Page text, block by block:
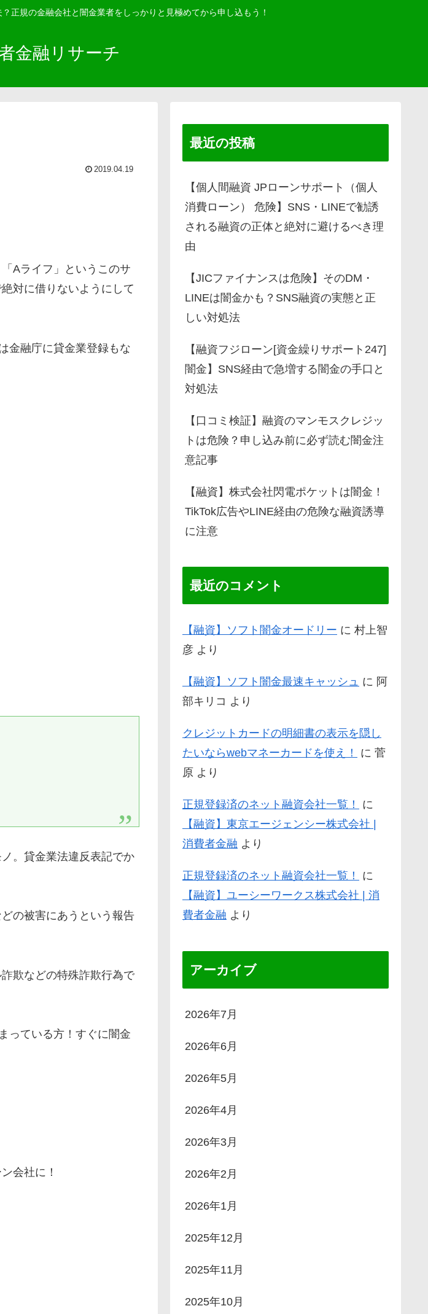
正規の金融会社と闇金業者をしっかりと見極めてから申し込もう！
金融リサーチ
2019.04.19
Aライフ 」というこのサ
対に借りないようにして
金融庁に貸金業登録もな
。貸金業法違反表記でか
の被害にあうという報告
欺などの特殊詐欺行為で
っている方！すぐに闇金
会社に！
最近の投稿
【個人間融資 JPローンサポート（個人
消費ローン） 危険】SNS・LINEで勧誘
される融資の正体と絶対に避けるべき理
由
【JICファイナンスは危険】そのDM・
LINEは闇金かも？SNS融資の実態と正
しい対処法
【融資フジローン[資金繰りサポート247]
闇金】SNS経由で急増する闇金の手口と
対処法
【口コミ検証】融資のマンモスクレジッ
トは危険？申し込み前に必ず読む闇金注
意記事
【融資】株式会社閃電ポケットは闇金！
TikTok広告やLINE経由の危険な融資誘導
に注意
最近のコメント
【融資】ソフト闇金オードリー に 村上智
彦 より
【融資】ソフト闇金最速キャッシュ に 阿
部キリコ より
クレジットカードの明細書の表示を隠し
たいならwebマネーカードを使え！
に 菅
原 より
正規登録済のネット融資会社一覧！
に
【融資】東京エージェンシー株式会社 |
消費者金融 より
正規登録済のネット融資会社一覧！
に
【融資】ユーシーワークス株式会社 | 消
費者金融 より
アーカイブ
2026年7月
2026年6月
2026年5月
2026年4月
2026年3月
2026年2月
2026年1月
2025年12月
2025年11月
2025年10月